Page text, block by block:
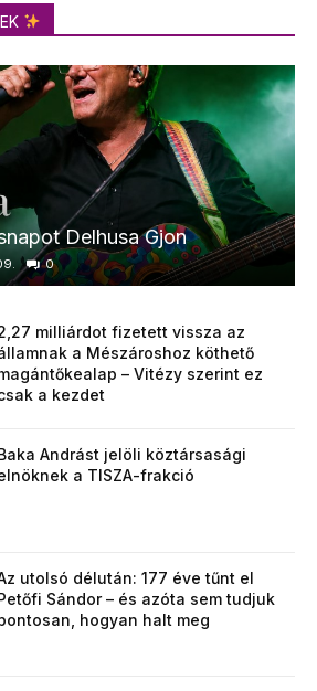
Delhusa Gjon
0
milliárdot fizetett vissza az
a Mészároshoz köthető
– Vitézy szerint ez
a kezdet
Andrást jelöli köztársasági
a TISZA-frakció
utolsó délután: 177 éve tűnt el
Sándor – és azóta sem tudjuk
hogyan halt meg